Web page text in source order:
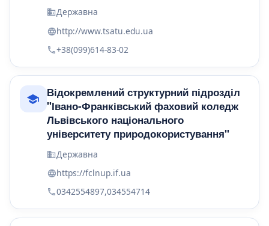
Державна
http://www.tsatu.edu.ua
+38(099)614-83-02
Відокремлений структурний підрозділ
"Івано-Франківський фаховий коледж
Львівського національного
університету природокористування"
Державна
https://fclnup.if.ua
0342554897,034554714